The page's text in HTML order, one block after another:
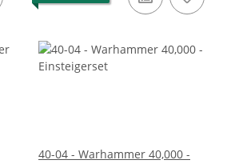
40-04 - Warhammer 40,000 -